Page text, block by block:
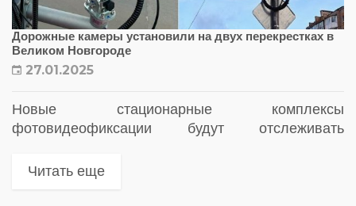
Дорожные камеры установили на двух перекрестках в
Великом Новгороде
27.01.2025
Новые стационарные комплексы
фотовидеофиксации будут отслеживать
в Великом Новгороде
Читать еще